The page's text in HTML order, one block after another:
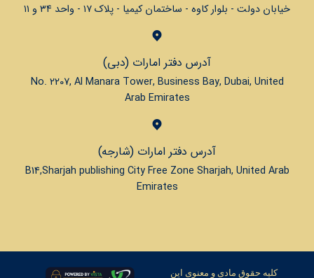
خیابان دولت - بلوار کاوه - ساختمان کیمیا - پلاک ۱۷ - واحد ۳۴ و ۱۱
آدرس دفتر امارات (دبی)
No. 2207, Al Manara Tower, Business Bay, Dubai, United
Arab Emirates
آدرس دفتر امارات (شارجه)
B14,Sharjah publishing City Free Zone Sharjah, United Arab
Emirates
کلیه حقوق مادی و معنوی این